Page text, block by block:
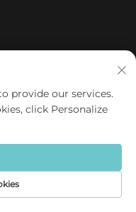
बारेमा संपर्क
provide our services.
click Personalize